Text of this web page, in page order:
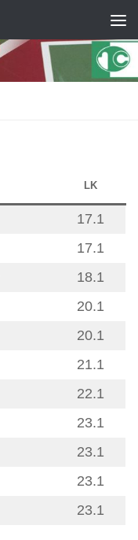
LK
17.1
17.1
18.1
20.1
20.1
21.1
22.1
23.1
23.1
23.1
23.1